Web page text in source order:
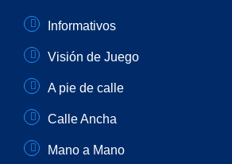
Informativos
Visión de Juego
A pie de calle
Calle Ancha
Mano a Mano